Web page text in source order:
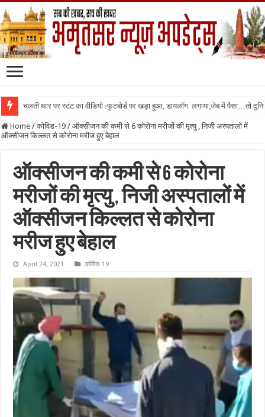
चलती थार पर स्टंट का वीडियो :फुटबोर्ड पर खड़ा हुआ, डायलॉग लगाया,जेब में पैसा…तो
Home / कोविड-19 / ऑक्सीजन की कमी से 6 कोरोना मरीजों की मृत्यु , निजी अस्पतालों में
ऑक्सीजन किल्लत से कोरोना मरीज हुए बेहाल
ऑक्सीजन की कमी से 6 कोरोना
मरीजों की मृत्यु , निजी अस्पतालों में
ऑक्सीजन किल्लत से कोरोना
मरीज हुए बेहाल
April 24, 2021 कोविड-19